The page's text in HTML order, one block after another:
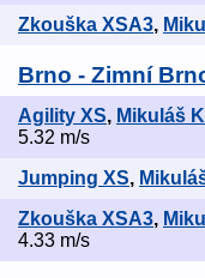
Zkouška XSA3,
Brno - Zimní
Agility XS, Mikuláš
5.32 m/s
Jumping XS,
Zkouška XSA3,
4.33 m/s